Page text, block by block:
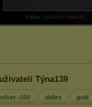
Týna139
silver -100 oldies gold